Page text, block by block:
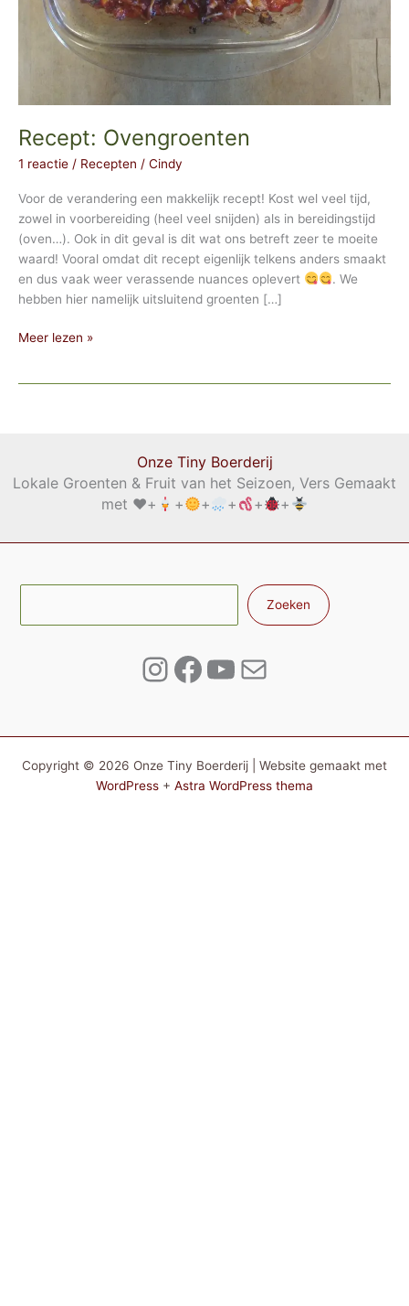
Recept: Ovengroenten
1 reactie / Recepten / Cindy
Voor de verandering een makkelijk recept! Kost wel veel tijd,
zowel in voorbereiding (heel veel snijden) als in bereidingstijd
(oven…). Ook in dit geval is dit wat ons betreft zeer te moeite
waard! Vooral omdat dit recept eigenlijk telkens anders smaakt
en dus vaak weer verassende nuances oplevert
. We
hebben hier namelijk uitsluitend groenten […]
Recept:
Meer lezen »
Onze Tiny Boerderij
Lokale Groenten & Fruit van het Seizoen, Vers Gemaakt
met ♥️+ + + + + +
Zoeken
Instagram
Facebook
YouTube
E-mail
Copyright © 2026 Onze Tiny Boerderij | Website gemaakt met
WordPress + Astra WordPress thema